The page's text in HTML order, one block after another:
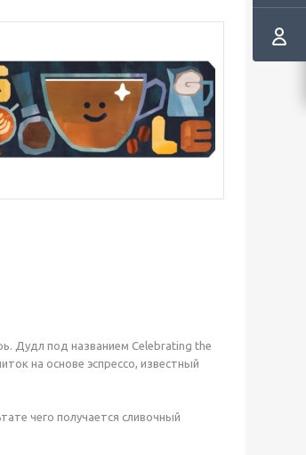
Дудл под названием Celebrating the
на основе эспрессо, известный
чего получается сливочный